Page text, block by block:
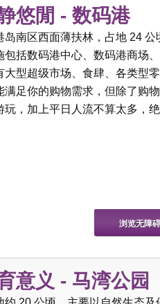
悠閒 - 数码港
岛南区西面薄扶林，占地 24
包括数码港中心、数码港商场
大型超级市场、食肆、各类型
满足你的购物需求，但除了购
玩，加上平日人流不算太多，
浏览无障
意义 - 马湾公园